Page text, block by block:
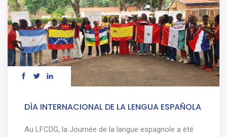
DÍA INTERNACIONAL DE LA LENGUA ESPAÑOLA
Au LFCDG, la Journée de la langue espagnole a été